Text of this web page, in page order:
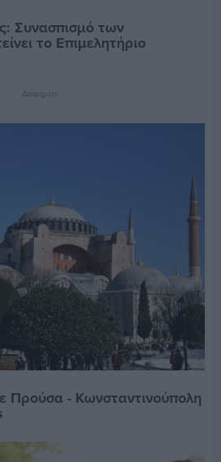
Συνασπισμό των
το Επιμελητήριο
Διαφήμιση
Προύσα - Κωνσταντινούπολη